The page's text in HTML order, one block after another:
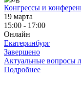
Конгрессы и
19 марта
15:00 - 17:00
Онлайн
Екатеринбург
Завершено
Актуальные вопросы
Подробнее